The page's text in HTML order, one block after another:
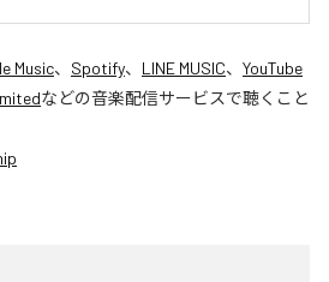
Music、 Spotify、 LINE MUSIC、 YouTube
などの音楽配信サービスで聴くこと